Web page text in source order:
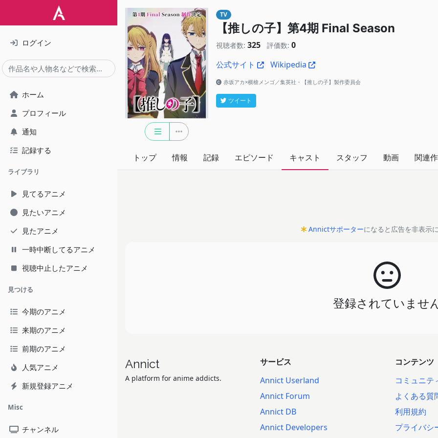
ログイン
ホーム
プロフィール
通知
記録する
ライブラリ
見てるアニメ
見たいアニメ
見たアニメ
一時中断してるアニメ
視聴中止したアニメ
見つける
今期のアニメ
来期のアニメ
前期のアニメ
人気アニメ
新規登録アニメ
Misc
チャンネル
TV
【推しの子】第4期 Final Season
視聴者数: 325 評価数: 0
公式サイト
Wikipedia
赤坂アカ×横槍メンゴ／集英社・【推しの子】製作委員会
ツイート
トップ 情報 記録 エピソード キャスト スタッフ 動画 関連
Annictサポーターになると広告を非表示
登録されていませ
Annict
A platform for anime addicts.
サービス
Annict Userland
Annict Forum
Annict DB
Annict Developers
コンテンツ
コミュニテ
よくある質
利用規約
プライバシ